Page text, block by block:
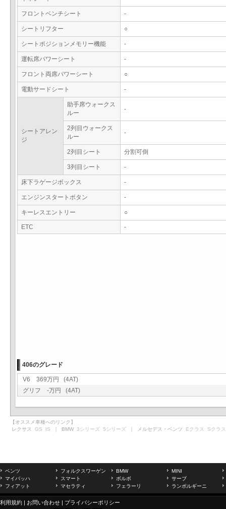
フロントベンチシート -
シートリフター ○
シートポジションメモリー機能 -
運転席パワーシート -
フロント両席パワーシート ○
電動サードシート -
シートアレン
ジ
助手席ウォークス
ルー
-
2列目ウォークス
ルー
-
2列目シート 分割可倒
3列目シート -
床下ラゲージボックス -
エンジンスタートボタン -
キーレスエントリー ○
ETC -
406のグレード
V6 369万円 (4AT)
グリフ -万円 (4AT)
【オススメ車種へのリンク】
レクサス GS IS ｜ BMW 3シリーズ 5シリーズ ｜ メルセデス・ベンツ Eクラス Sクラス
ベンツ フォルクスワーゲン BMW
MINI
マイバッハ
スマート ボルボ
サーブ
フィアット
マセラティ フェラーリ ランボルギーニ
利用規約 | お問い合わせ | プライバシーポリシー